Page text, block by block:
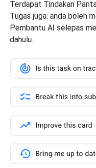
Terdapat Tindakan
Tugas juga: anda boleh
Pembantu AI selepas
dahulu.